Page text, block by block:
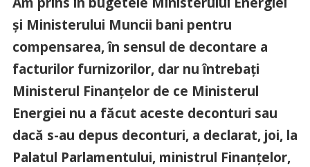
şi Ministerului Muncii bani pentru
compensarea, în sensul de decontare a
facturilor furnizorilor, dar nu întrebaţi
Ministerul Finanţelor de ce Ministerul
Energiei nu a făcut aceste deconturi sau
dacă s-au depus deconturi, a declarat, joi, la
Palatul Parlamentului, ministrul Finanţelor,